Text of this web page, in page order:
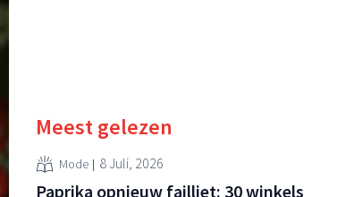
Meest gelezen
Mode 8 Juli, 2026
Paprika opnieuw failliet: 30 winkels